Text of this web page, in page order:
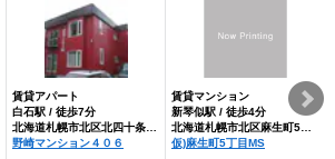
賃貸アパート
白石駅 / 徒歩7分
北海道札幌市北区北四十条西６丁目
野崎マンション４０６
賃貸マンション
新琴似駅 / 徒歩4分
北海道札幌市北区麻生町5丁目
仮)麻生町5丁目MS